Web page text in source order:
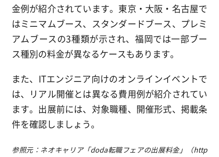
金例が紹介されています。東京・大阪・名古屋で
はミニマムブース、スタンダードブース、プレミ
アムブースの3種類が示され、福岡では一部ブー
ス種別の料金が異なるケースもあります。
また、ITエンジニア向けのオンラインイベントで
は、リアル開催とは異なる費用例が紹介されてい
ます。出展前には、対象職種、開催形式、掲載条
件を確認しましょう。
参照元：ネオキャリア「doda転職フェアの出展料金」（http